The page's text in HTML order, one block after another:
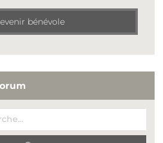
bénévole